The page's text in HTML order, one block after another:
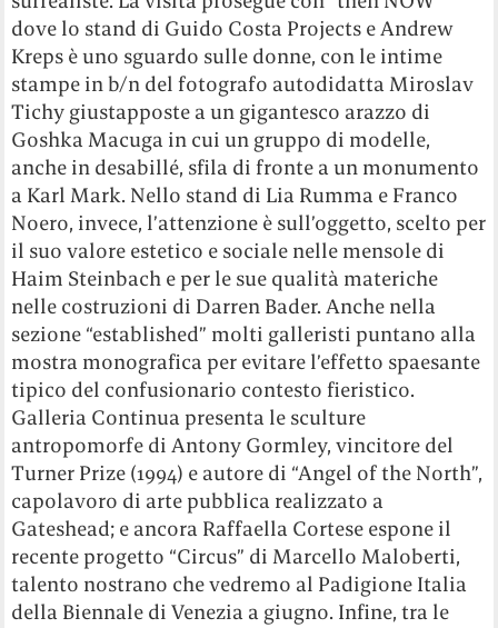
dove lo stand di Guido Costa Projects e Andrew
Kreps è uno sguardo sulle donne, con le intime
stampe in b/n del fotografo autodidatta Miroslav
Tichy giustapposte a un gigantesco arazzo di
Goshka Macuga in cui un gruppo di modelle,
anche in desabillé, sfila di fronte a un monumento
a Karl Mark. Nello stand di Lia Rumma e Franco
Noero, invece, l’attenzione è sull’oggetto, scelto per
il suo valore estetico e sociale nelle mensole di
Haim Steinbach e per le sue qualità materiche
nelle costruzioni di Darren Bader. Anche nella
sezione “established” molti galleristi puntano alla
mostra monografica per evitare l’effetto spaesante
tipico del confusionario contesto fieristico.
Galleria Continua presenta le sculture
antropomorfe di Antony Gormley, vincitore del
Turner Prize (1994) e autore di “Angel of the North”,
capolavoro di arte pubblica realizzato a
Gateshead; e ancora Raffaella Cortese espone il
recente progetto “Circus” di Marcello Maloberti,
talento nostrano che vedremo al Padigione Italia
della Biennale di Venezia a giugno. Infine, tra le